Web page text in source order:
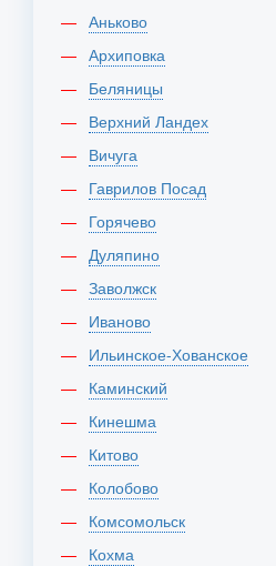
Аньково
Архиповка
Беляницы
Верхний Ландех
Вичуга
Гаврилов Посад
Горячево
Дуляпино
Заволжск
Иваново
Ильинское-Хованское
Каминский
Кинешма
Китово
Колобово
Комсомольск
Кохма